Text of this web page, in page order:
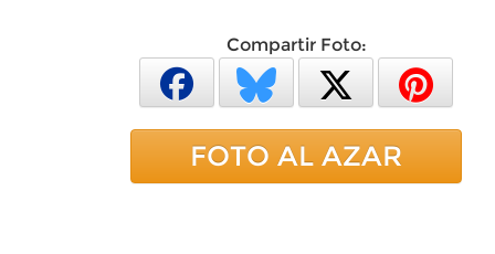
Compartir Foto:
FOTO AL AZAR